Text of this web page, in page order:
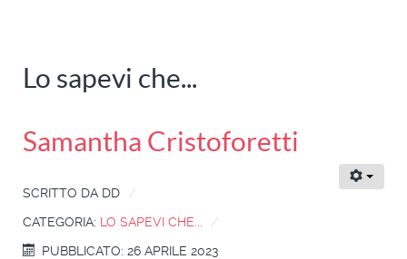
Lo sapevi che...
Samantha Cristoforetti
SCRITTO DA DD
CATEGORIA: LO SAPEVI CHE...
PUBBLICATO: 26 APRILE 2023